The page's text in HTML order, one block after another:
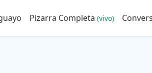
Pizarra Completa (vivo)